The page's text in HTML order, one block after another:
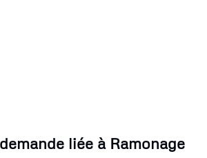
liée à Ramonage